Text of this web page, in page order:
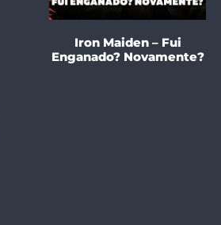
Iron Maiden – Fui
Enganado? Novamente?